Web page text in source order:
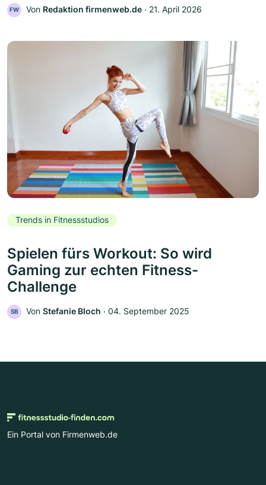
FW Von Redaktion firmenweb.de ‧ 21. April 2026
Trends in Fitnessstudios
Spielen fürs Workout: So wird
Gaming zur echten Fitness-
Challenge
SB Von Stefanie Bloch ‧ 04. September 2025
Ein Portal von Firmenweb.de